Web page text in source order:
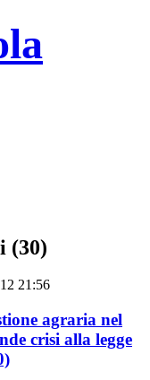
(30)
21:56
agraria nel
crisi alla legge